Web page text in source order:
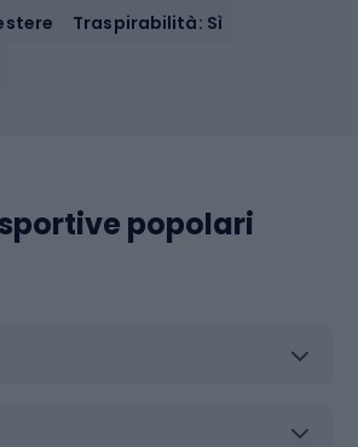
Traspirabilità: Sì
popolari